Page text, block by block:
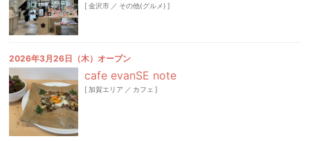
[金沢市 ／ その他(グルメ) ]
2026年3月26日（木）オープン
cafe evanSE note
[ 加賀エリア ／ カフェ ]